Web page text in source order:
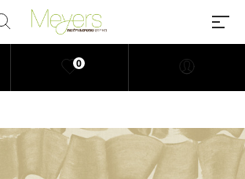
Millions of people around the
0